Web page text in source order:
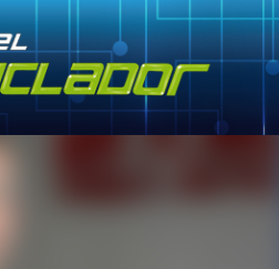
Skip to